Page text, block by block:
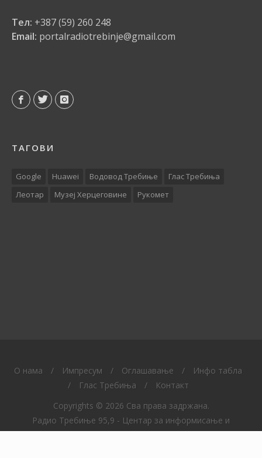
Тел: +387 (59) 260 248
Email: portalradiotrebinje@gmail.com
ТАГОВИ
Google Huawei Водовод Требиње
Глас Требиња
Леотар
Музеј Херцеговине Рукомет
O нама / Импресум / Оглашавање /
Инфо табла
/
Глас Требиња /
Контакт
Copyrights © 2026 Сва права задржана.
Радио Требиње 95,9 - Центар за информисање и
образовање